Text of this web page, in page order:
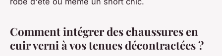
Comment intégrer des chaussures en
cuir verni à vos tenues décontractées ?